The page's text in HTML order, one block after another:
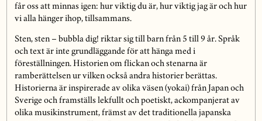
får oss att minnas igen: hur viktig du är, hur viktig jag är och hur
vi alla hänger ihop, tillsammans.
Sten, sten – bubbla dig! riktar sig till barn från 5 till 9 år. Språk
och text är inte grundläggande för att hänga med i
föreställningen. Historien om flickan och stenarna är
ramberättelsen ur vilken också andra historier berättas.
Historierna är inspirerade av olika väsen (yokai) från Japan och
Sverige och framställs lekfullt och poetiskt, ackompanjerat av
olika musikinstrument, främst av det traditionella japanska